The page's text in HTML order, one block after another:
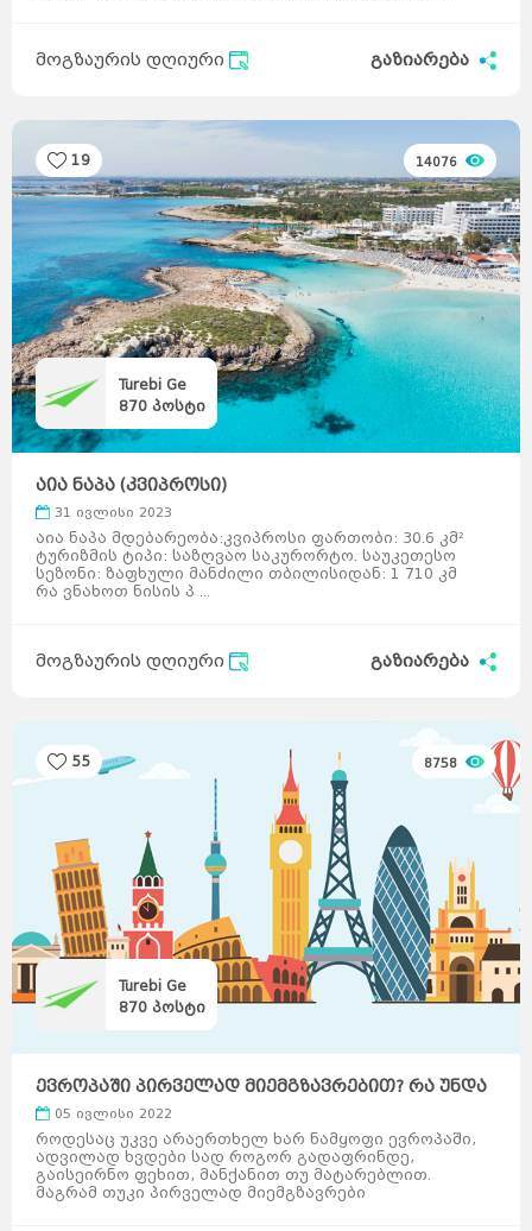
მოგზაურის დღიური გაზიარება
Turebi Ge
870 პოსტი
19 14076
აია ნაპა (კვიპროსი)
31 ივლისი 2023
აია ნაპა მდებარეობა:კვიპროსი ფართობი: 30.6 კმ²
ტურიზმის ტიპი: საზღვაო საკურორტო. საუკეთესო
სეზონი: ზაფხული მანძილი თბილისიდან: 1 710 კმ
რა ვნახოთ ნისის პ ...
მოგზაურის დღიური გაზიარება
Turebi Ge
870 პოსტი
55 8758
ევროპაში პირველად მიემგზავრებით? რა უნდა
იცოდეთ ...
05 ივლისი 2022
როდესაც უკვე არაერთხელ ხარ ნამყოფი ევროპაში,
ადვილად ხვდები სად როგორ გადაფრინდე,
გაისეირნო ფეხით, მანქანით თუ მატარებლით.
მაგრამ თუკი პირველად მიემგზავრები